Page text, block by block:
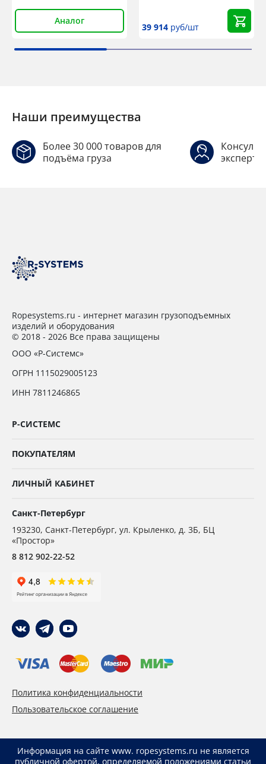
Аналог
39 914 руб/шт
Наши преимущества
Более 30 000 товаров для
подъёма груза
Ropesystems.ru - интернет магазин грузоподъемных
изделий и оборудования
© 2018 - 2026 Все права защищены
ООО «Р-Системс»
ОГРН 1115029005123
ИНН 7811246865
Р-СИСТЕМС
ПОКУПАТЕЛЯМ
ЛИЧНЫЙ КАБИНЕТ
Санкт-Петербург
193230, Санкт-Петербург, ул. Крыленко, д. 3Б, БЦ
«Простор»
8 812 902-22-52
Политика конфиденциальности
Пользовательское соглашение
Информация на сайте www. ropesystems.ru не является
публичной офертой, определяемой положениями статьи